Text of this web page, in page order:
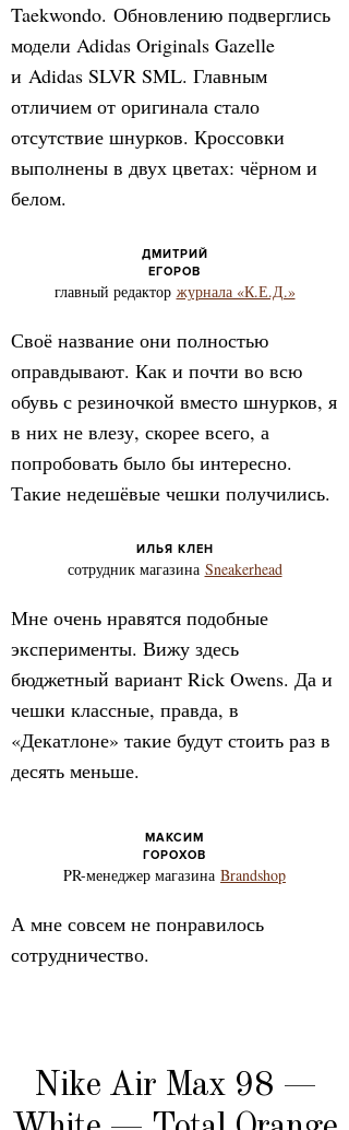
Taekwondo. Обновлению подверглись
модели Adidas Originals Gazelle
и Adidas SLVR SML. Главным
отличием от оригинала стало
отсутствие шнурков. Кроссовки
выполнены в двух цветах: чёрном и
белом.
ДМИТРИЙ
ЕГОРОВ
главный редактор журнала «К.Е.Д.»
Своё название они полностью
оправдывают. Как и почти во всю
обувь с резиночкой вместо шнурков, я
в них не влезу, скорее всего, а
попробовать было бы интересно.
Такие недешёвые чешки получились.
ИЛЬЯ КЛЕН
сотрудник магазина Sneakerhead
Мне очень нравятся подобные
эксперименты. Вижу здесь
бюджетный вариант Rick Owens. Да и
чешки классные, правда, в
«Декатлоне» такие будут стоить раз в
десять меньше.
МАКСИМ
ГОРОХОВ
PR-менеджер магазина Brandshop
А мне совсем не понравилось
сотрудничество.
Nike Air Max 98 —